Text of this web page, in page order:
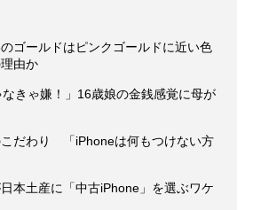
のゴールドはピンクゴールドに近い色
由か
なきゃ嫌！」16歳娘の金銭感覚に母が
こだわり 「iPhoneは何もつけない方
本土産に「中古iPhone」を選ぶワケ